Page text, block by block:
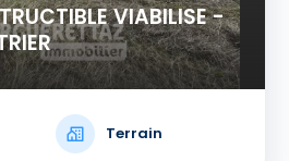
VIABILISE -
Terrain